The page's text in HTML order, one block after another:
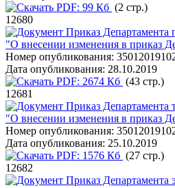
PDF: 99 Кб (2 стр.)
12680
Приказ
"О внесении изменения в приказ
Номер опубликования:
Дата опубликования: 28.10.2019
PDF: 2674 Кб (43 стр.)
12681
Приказ Департамента
"О внесении изменения в приказ
Номер опубликования:
Дата опубликования: 25.10.2019
PDF: 1576 Кб (27 стр.)
12682
Приказ Департамента